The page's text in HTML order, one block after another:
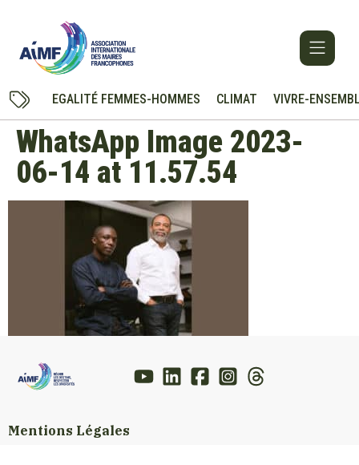
EGALITÉ FEMMES-HOMMES CLIMAT VIVRE-
WhatsApp Image 2023-
06-14 at 11.57.54
Mentions Légales